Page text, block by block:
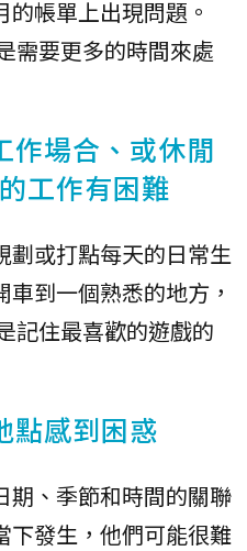
帳單上出現問題。
需要更多的時間來處
作場合、或休閒
工作有困難
劃或打點每天的日常生
到一個熟悉的地方，
記住最喜歡的遊戲的
點感到困惑
期、季節和時間的關聯
下發生，他們可能很難